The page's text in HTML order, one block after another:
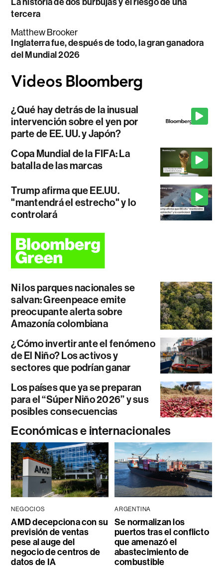
La historia de dos burbujas y el riesgo de una
tercera
Matthew Brooker
Inglaterra fue, después de todo, la gran ganadora
del Mundial 2026
¿Qué hay detrás de la inusual
intervención sobre el yen por
parte de EE. UU. y Japón?
Copa Mundial de la FIFA: La
batalla de las marcas
Trump afirma que EE.UU.
"mantendrá el estrecho" y lo
controlará
Ni los parques nacionales se
salvan: Greenpeace emite
preocupante alerta sobre
Amazonía colombiana
¿Cómo invertir ante el fenómeno
de El Niño? Los activos y
sectores que podrían ganar
Los países que ya se preparan
para el “Súper Niño 2026” y sus
posibles consecuencias
Económicas e internacionales
NEGOCIOS
AMD decepciona con su
previsión de ventas
pese al auge del
negocio de centros de
datos de IA
ARGENTINA
Se normalizan los
puertos tras el conflicto
que amenazó el
abastecimiento de
combustible